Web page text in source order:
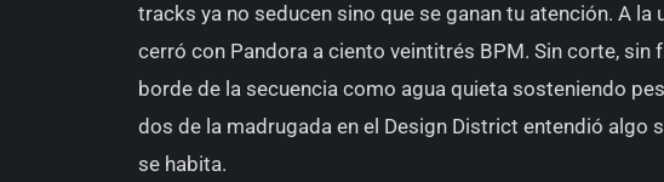
tracks ya no seducen sino que se ganan tu atención. A la
cerró con Pandora a ciento veintitrés BPM. Sin corte, sin
borde de la secuencia como agua quieta sosteniendo
dos de la madrugada en el Design District entendió algo
se habita.